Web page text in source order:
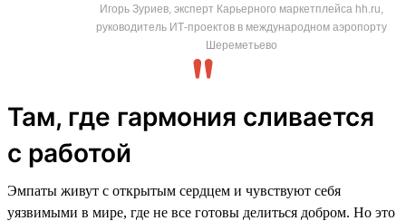
Игорь Зуриев, эксперт Карьерного маркетплейса hh.ru,
руководитель ИТ-проектов в международном аэропорту
Шереметьево
Там, где гармония сливается
с работой
Эмпаты живут с открытым сердцем и чувствуют себя
уязвимыми в мире, где не все готовы делиться добром. Но это